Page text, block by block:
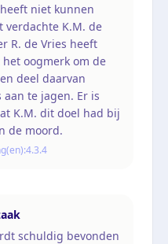
niet kunnen
verdachte K.M. de
R. de Vries heeft
oogmerk om de
deel daarvan
te jagen. Er is
K.M. dit doel had bij
de moord.
4.3.4
schuldig bevonden